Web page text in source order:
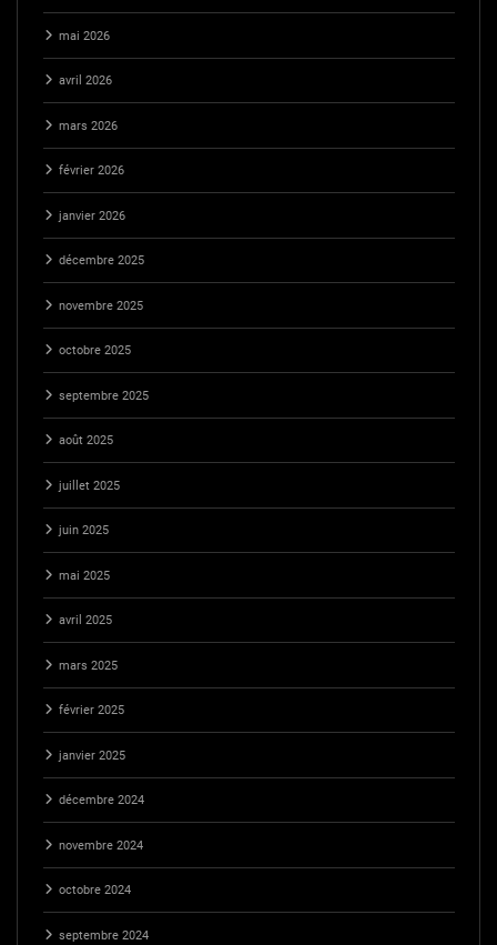
mai 2026
avril 2026
mars 2026
février 2026
janvier 2026
décembre 2025
novembre 2025
octobre 2025
septembre 2025
août 2025
juillet 2025
juin 2025
mai 2025
avril 2025
mars 2025
février 2025
janvier 2025
décembre 2024
novembre 2024
octobre 2024
septembre 2024